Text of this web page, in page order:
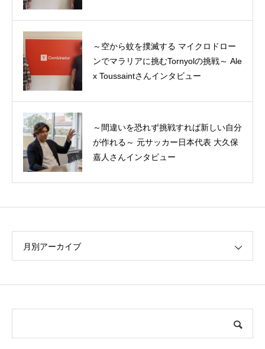
～空から蚊を撲滅する マイクロドロー
ンでマラリアに挑むTornyolの挑戦～ Ale
x Toussaintさんインタビュー
～間違いを恐れず挑戦すれば新しい自分
が作れる～ 元サッカー日本代表 大久保
嘉人さんインタビュー
Summer Entrepreneurship Experience
（短期起業体験）プチ体験記
MBA1年目を振り返る―10年追い続けた
夢が叶うまで、そしてその後の軌跡
月別アーカイブ